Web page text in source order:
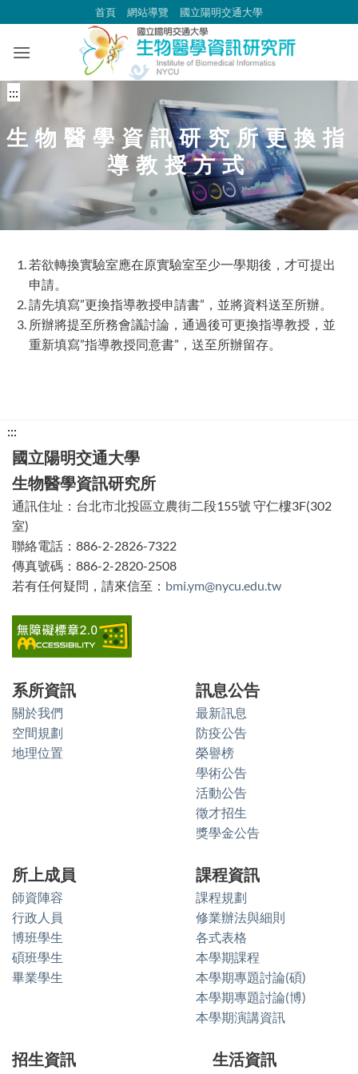
到
內
容
區
首頁 網站導覽 國立陽明交通大學
:::
內
容
區
塊
生物醫學資訊研究所更換指
導教授方式
若欲轉換實驗室應在原實驗室至少一學期後，才可提出
申請。
請先填寫”更換指導教授申請書”，並將資料送至所辦。
所辦將提至所務會議討論，通過後可更換指導教授，並
重新填寫”指導教授同意書”，送至所辦留存。
:::
方
功
能
區
塊
國立陽明交通大學
生物醫學資訊研究所
通訊住址：台北市北投區立農街二段155號 守仁樓3F(302
室)
聯絡電話：886-2-2826-7322
傳真號碼：886-2-2820-2508
若有任何疑問，請來信至： bmi.ym@nycu.edu.tw
系所資訊
關於我們
空間規劃
地理位置
訊息公告
最新訊息
防疫公告
榮譽榜
學術公告
活動公告
徵才招生
獎學金公告
所上成員
師資陣容
行政人員
博班學生
碩班學生
畢業學生
課程資訊
課程規劃
修業辦法與細則
各式表格
本學期課程
本學期專題討論(碩)
本學期專題討論(博)
本學期演講資訊
招生資訊 生活資訊